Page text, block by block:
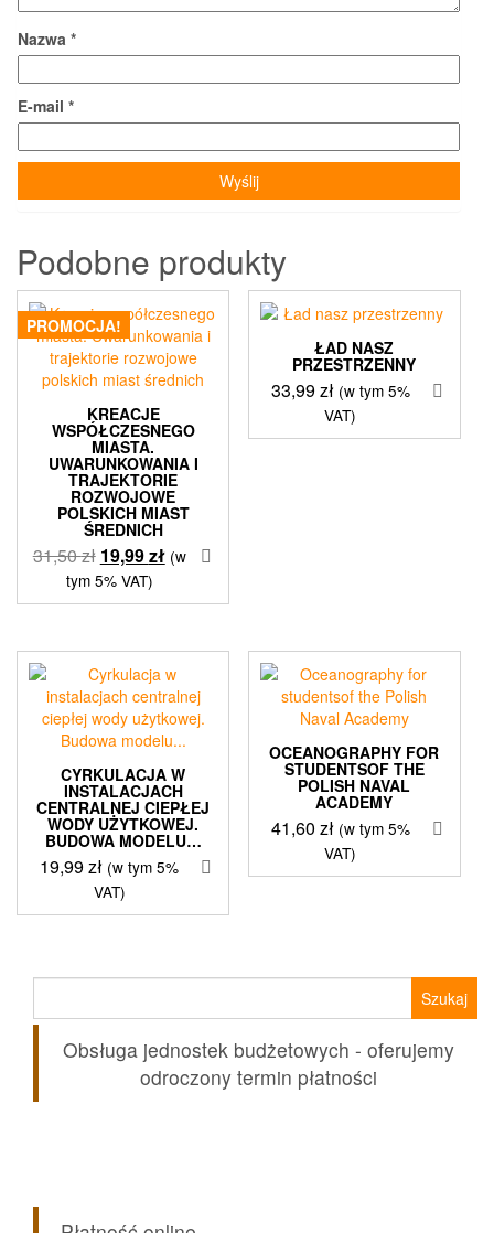
Nazwa *
E-mail *
Podobne produkty
PROMOCJA!
KREACJE
WSPÓŁCZESNEGO
MIASTA.
UWARUNKOWANIA I
TRAJEKTORIE
ROZWOJOWE
POLSKICH MIAST
ŚREDNICH
31,50zł Pierwotna
cena
wynosiła:
19,99złAktualna
wynosi:
(w
tym 5% VAT)
ŁAD NASZ
PRZESTRZENNY
33,99zł (w tym 5%
VAT)
CYRKULACJA W
INSTALACJACH
CENTRALNEJ CIEPŁEJ
WODY UŻYTKOWEJ.
BUDOWA MODELU…
19,99zł (w tym 5%
VAT)
OCEANOGRAPHY FOR
STUDENTSOF THE
POLISH NAVAL
ACADEMY
41,60 zł (w tym 5%
VAT)
Obsługa jednostek budżetowych - oferujemy
odroczony termin płatności